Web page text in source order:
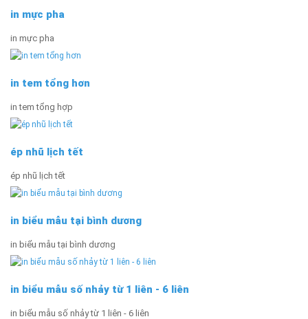
in mực pha
in mực pha
in tem tổng hơn
in tem tổng hợp
ép nhũ lịch tết
ép nhũ lịch tết
in biểu mẫu tại bình dương
in biểu mẫu tại bình dương
in biểu mẫu số nhảy từ 1 liên - 6 liên
in biểu mẫu số nhảy từ 1 liên - 6 liên